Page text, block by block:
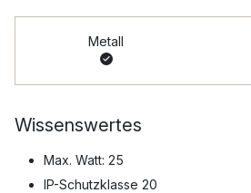
Metall
Wissenswertes
Max. Watt: 25
IP-Schutzklasse 20